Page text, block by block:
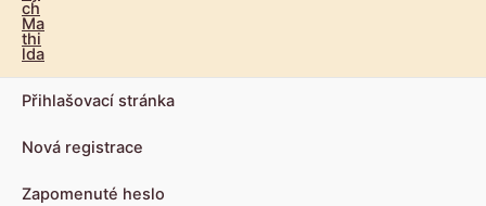
Přihlašovací stránka
Nová registrace
Zapomenuté heslo